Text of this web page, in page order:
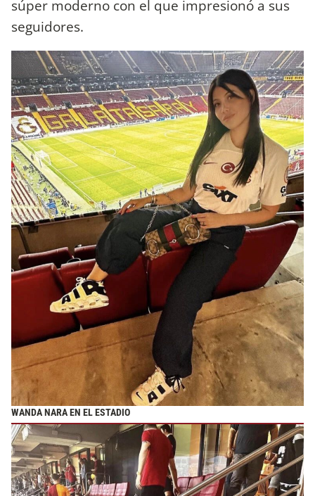
súper moderno con el que impresionó a sus
seguidores.
WANDA NARA EN EL ESTADIO